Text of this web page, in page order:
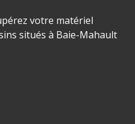
votre matériel
situés à Baie-Mahault